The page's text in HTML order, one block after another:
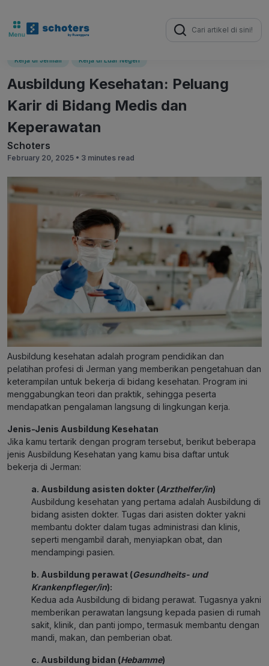
Search
for:
Kerja di Jerman Kerja di Luar Negeri
Ausbildung Kesehatan: Peluang
Karir di Bidang Medis dan
Keperawatan
Schoters
February 20, 2025 • 3 minutes read
Ausbildung kesehatan adalah program pendidikan dan
pelatihan profesi di Jerman yang memberikan pengetahuan dan
keterampilan untuk bekerja di bidang kesehatan. Program ini
menggabungkan teori dan praktik, sehingga peserta
mendapatkan pengalaman langsung di lingkungan kerja.
Jenis-Jenis Ausbildung Kesehatan
Jika kamu tertarik dengan program tersebut, berikut beberapa
jenis Ausbildung Kesehatan yang kamu bisa daftar untuk
bekerja di Jerman:
a. Ausbildung asisten dokter (Arzthelfer/in)
Ausbildung kesehatan yang pertama adalah Ausbildung di
bidang asisten dokter. Tugas dari asisten dokter yakni
membantu dokter dalam tugas administrasi dan klinis,
seperti mengambil darah, menyiapkan obat, dan
mendampingi pasien.
b. Ausbildung perawat (Gesundheits- und
Krankenpfleger/in):
Kedua ada Ausbildung di bidang perawat. Tugasnya yakni
memberikan perawatan langsung kepada pasien di rumah
sakit, klinik, dan panti jompo, termasuk membantu dengan
mandi, makan, dan pemberian obat.
c. Ausbildung bidan (Hebamme)